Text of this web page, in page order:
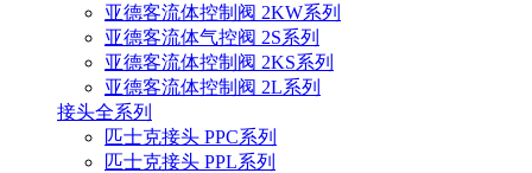
亚德客流体控制阀 2KW系列
亚德客流体气控阀 2S系列
亚德客流体控制阀 2KS系列
亚德客流体控制阀 2L系列
接头全系列
匹士克接头 PPC系列
匹士克接头 PPL系列